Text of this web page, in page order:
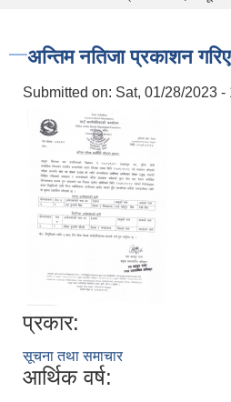
अन्तिम नतिजा प्रकाशन
Submitted on: Sat, 01/28/2023 -
प्रकार:
सूचना तथा समाचार
आर्थिक वर्ष: